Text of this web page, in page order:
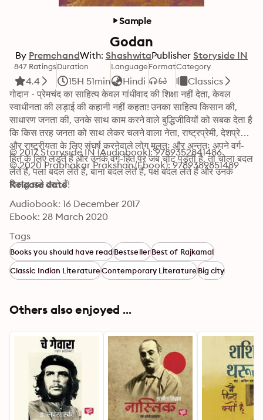
Sample
Godan
By PremchandWith: ShashwitaPublisher Storyside IN
847 Ratings
4.4
Duration
15H 51min
Language
Hindi
FormatCategory
Classics
गोदान - प्रेमचंद का साहित्य केवल गांधीवाद की शिक्षा नहीं देता, केवल
स्वाधीनता की लड़ाई की कहानी नहीं कहता! उनका साहित्य किसान की,
साधारण जनता की, उनके साथ काम करने वाले बुद्धिजीवियों को सबक देता है
कि किस तरह जनता को साथ लेकर चलने वाला नेता, राष्ट्रप्रेमी, देशप्रेमी
और राष्ट्रीयता के लिए संघर्ष करनेवाले लोग मूलतः और अन्ततः अपने वर्ग-
हित के लिए लड़ते हैं और उनके वर्ग-हित पर जब चोट पड़ती है, तो चोला बदल
लेते हैं, पला बदल लेते हैं, बाना बदल लेते हैं, पक्ष बदल लेते हैं और उनके
विरूद्ध चले जाते हैं!
© 2017 Storyside IN (Audiobook): 9789352841486
© 2020 Prabhakar Prakshan (Ebook): 9789389851489
Release date
Audiobook: 16 December 2017
Ebook: 28 March 2020
Tags
Books you should have readBestsellerBest of Rajkamal
Classic Indian LiteratureContemporary LiteratureBig city
Others also enjoyed ...